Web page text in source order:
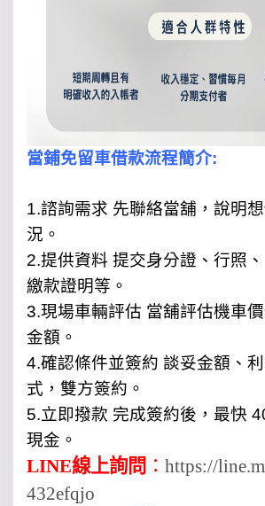
當鋪免留車借款流程簡介:
1.諮詢需求 先聯絡當舖，說明
況。
2.提供資料 提交身分證、行照
繳款證明等。
3.現場車輛評估 當舖評估機車
金額。
4.確認條件並簽約 談妥金額、
式，雙方簽約。
5.立即撥款 完成簽約後，最快
現金。
LINE線上詢問 ： https://
432efqjo